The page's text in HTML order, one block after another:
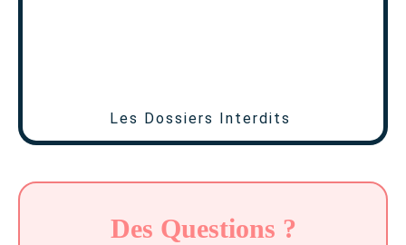
Les Dossiers Interdits
Des Questions ?